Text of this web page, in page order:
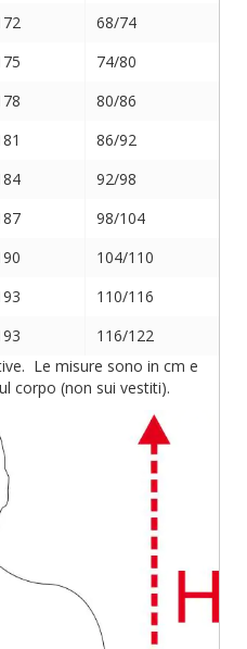
68/74
74/80
80/86
86/92
92/98
98/104
104/110
110/116
116/122
Le misure sono in cm e
corpo (non sui vestiti).